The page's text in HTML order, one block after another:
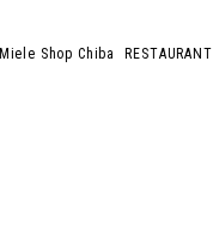
Miele Shop Chiba RESTAURANT